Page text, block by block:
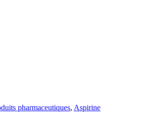
pharmaceutiques, Aspirine